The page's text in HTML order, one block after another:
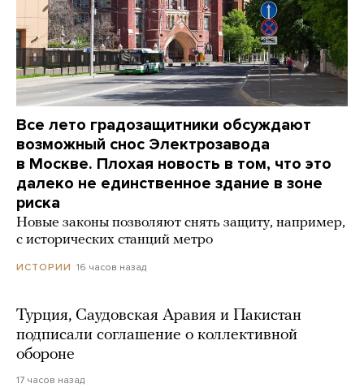
Все лето градозащитники обсуждают
возможный снос Электрозавода
в Москве. Плохая новость в том, что это
далеко не единственное здание в зоне
риска
Новые законы позволяют снять защиту, например,
с исторических станций метро
ИСТОРИИ 16 часов назад
Турция, Саудовская Аравия и Пакистан
подписали соглашение о коллективной
обороне
17 часов назад